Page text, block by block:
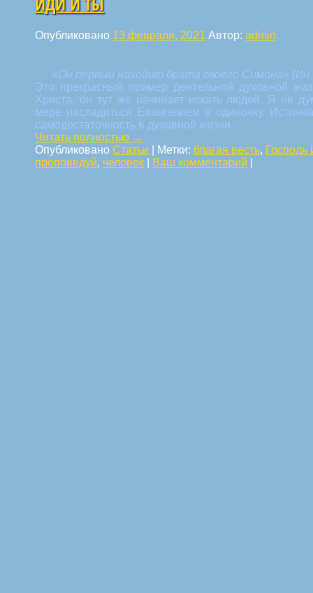
Опубликовано 13 февраля, 2021 Автор:admin
«Он первый находит брата своего Симона»
Это прекрасный пример деятельной духовной
Христа, он тут же начинает искать людей. Я не
мере насладиться Евангелием в одиночку.
самодостаточность в духовной жизни.
Читать полностью →
ОпубликованоСтатьи Метки: благая весть, Господь
проповедуй, человек Ваш комментарий